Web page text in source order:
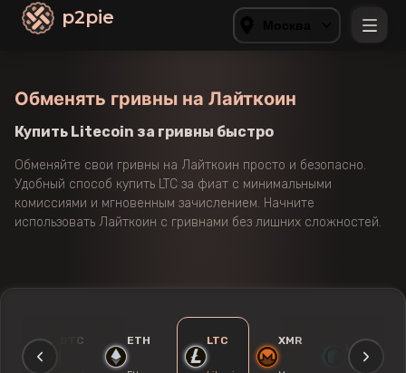
p2pie
Обменять гривны на Лайткоин
Купить Litecoin за гривны быстро
Обменяйте свои гривны на Лайткоин просто и безопасно.
Удобный способ купить LTC за фиат с минимальными
комиссиями и мгновенным зачислением. Начните
использовать Лайткоин с гривнами без лишних сложностей.
BTC ETH LTC XMR
NEO